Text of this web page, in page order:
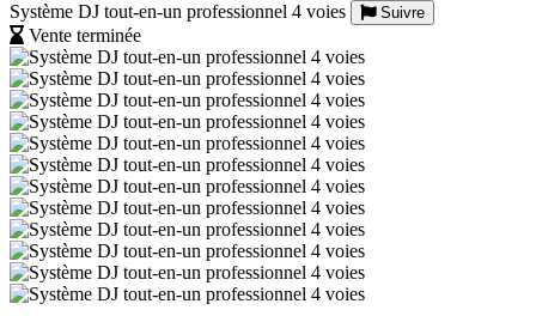
Système DJ tout-en-un professionnel 4 voies Suivre
Vente terminée